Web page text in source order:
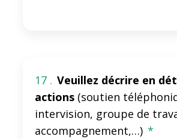
17 . Veuillez décrire en
actions (soutien
intervision, groupe de
accompagnement,…) *